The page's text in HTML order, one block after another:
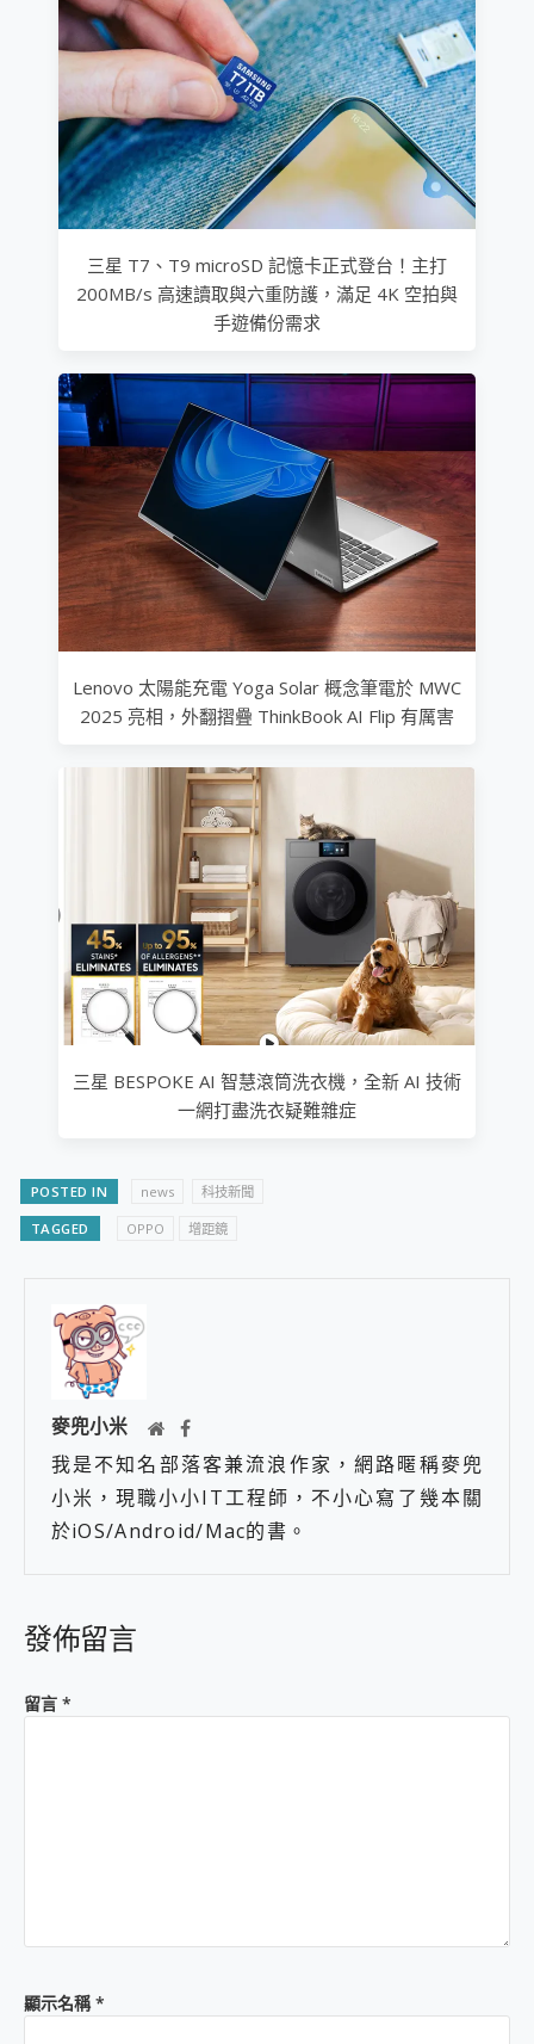
三星 T7、T9 microSD 記憶卡正式登台！主打
200MB/s 高速讀取與六重防護，滿足 4K 空拍與
手遊備份需求
Lenovo 太陽能充電 Yoga Solar 概念筆電於 MWC
2025 亮相，外翻摺疊 ThinkBook AI Flip 有厲害
三星 BESPOKE AI 智慧滾筒洗衣機，全新 AI 技術
一網打盡洗衣疑難雜症
POSTED IN news 科技新聞
TAGGED OPPO 增距鏡
麥兜小米
我是不知名部落客兼流浪作家，網路暱稱麥兜
小米，現職小小IT工程師，不小心寫了幾本關
於iOS/Android/Mac的書。
發佈留言
留言 *
顯示名稱*